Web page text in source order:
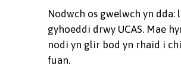
Nodwch os gwelwch yn dda:
gyhoeddi drwy UCAS. Mae
nodi yn glir bod yn rhaid i
fuan.